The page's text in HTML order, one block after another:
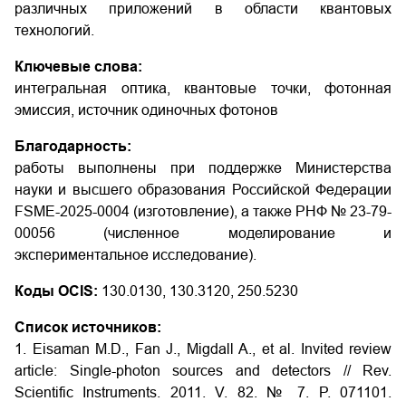
различных приложений в области квантовых
технологий.
Ключевые слова:
интегральная оптика, квантовые точки, фотонная
эмиссия, источник одиночных фотонов
Благодарность:
работы выполнены при поддержке Министерства
науки и высшего образования Российской Федерации
FSME-2025-0004 (изготовление), а также РНФ № 23-79-
00056 (численное моделирование и
экспериментальное исследование).
Коды OCIS: 130.0130, 130.3120, 250.5230
Список источников:
1. Eisaman M.D., Fan J., Migdall A., et al. Invited review
article: Single-photon sources and detectors // Rev.
Scientific Instruments. 2011. V. 82. № 7. P. 071101.